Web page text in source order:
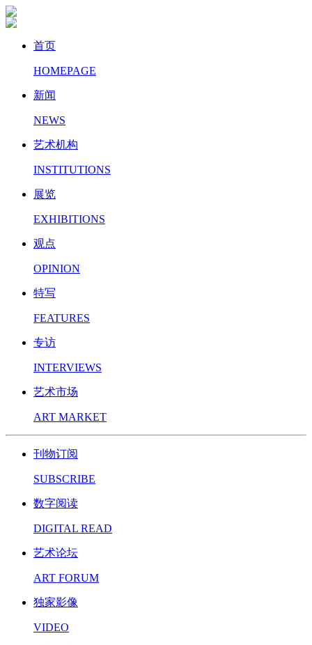
首页
HOMEPAGE
新闻
NEWS
艺术机构
INSTITUTIONS
展览
EXHIBITIONS
观点
OPINION
特写
FEATURES
专访
INTERVIEWS
艺术市场
ART MARKET
刊物订阅
SUBSCRIBE
数字阅读
DIGITAL READ
艺术论坛
ART FORUM
独家影像
VIDEO